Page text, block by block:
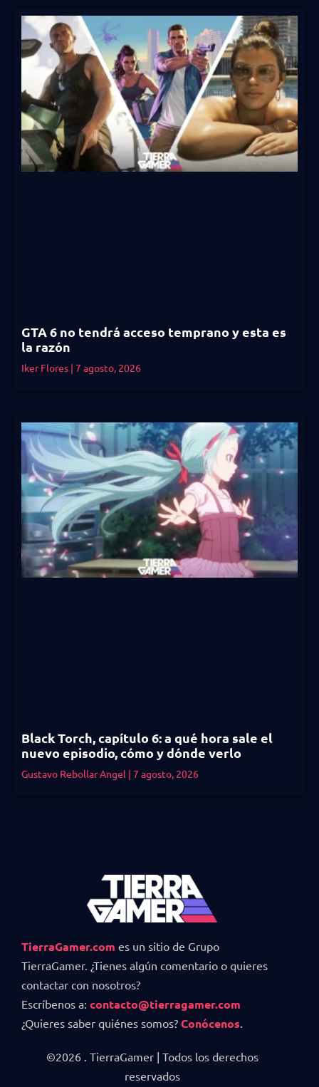
GTA 6 no tendrá acceso temprano y esta es
la razón
Iker Flores 7 agosto, 2026
Black Torch, capítulo 6: a qué hora sale el
nuevo episodio, cómo y dónde verlo
Gustavo Rebollar Angel 7 agosto, 2026
TierraGamer.com es un sitio de Grupo
TierraGamer. ¿Tienes algún comentario o quieres
contactar con nosotros?
Escríbenos a: contacto@tierragamer.com
¿Quieres saber quiénes somos? Conócenos
©2026 . TierraGamer | Todos los derechos
reservados